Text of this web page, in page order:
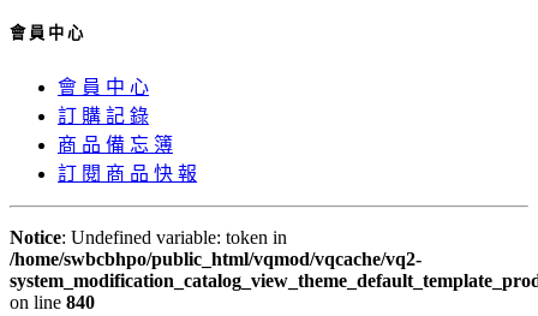
會 員 中 心
會 員 中 心
訂 購 記 錄
商 品 備 忘 簿
訂 閱 商 品 快 報
Notice: Undefined variable: token in
/home/swbcbhpo/public_html/vqmod/vqcache/vq2-
on line 840